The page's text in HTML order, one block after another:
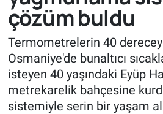
çözüm buldu
Termometrelerin 40
Osmaniye'de bunaltıcı
isteyen 40 yaşındaki Eyüp
metrekarelik bahçesine
sistemiyle serin bir yaşam
Son Dakika Haberleri
Haber Arşivi